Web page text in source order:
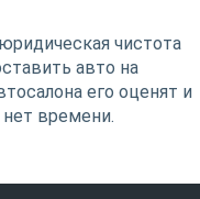
чистота
авто на
его оценят и
нет времени.